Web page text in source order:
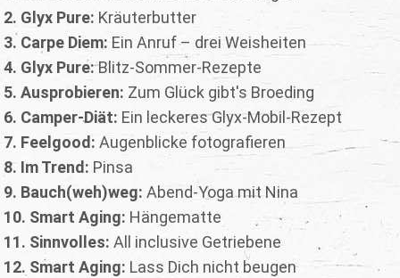
2. Glyx Pure: Kräuterbutter
3. Carpe Diem: Ein Anruf – drei Weisheiten
4. Glyx Pure:Blitz-Sommer-Rezepte
5. Ausprobieren: Zum Glück gibt's Broeding
6. Camper-Diät: Ein leckeres Glyx-Mobil-Rezept
7. Feelgood: Augenblicke fotografieren
8. Im Trend: Pinsa
9. Bauch(weh)weg: Abend-Yoga mit Nina
10. Smart Aging: Hängematte
11. Sinnvolles: All inclusive Getriebene
12. Smart Aging: Lass Dich nicht beugen